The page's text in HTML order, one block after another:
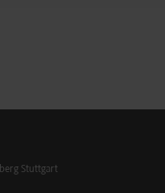
Stuttgart